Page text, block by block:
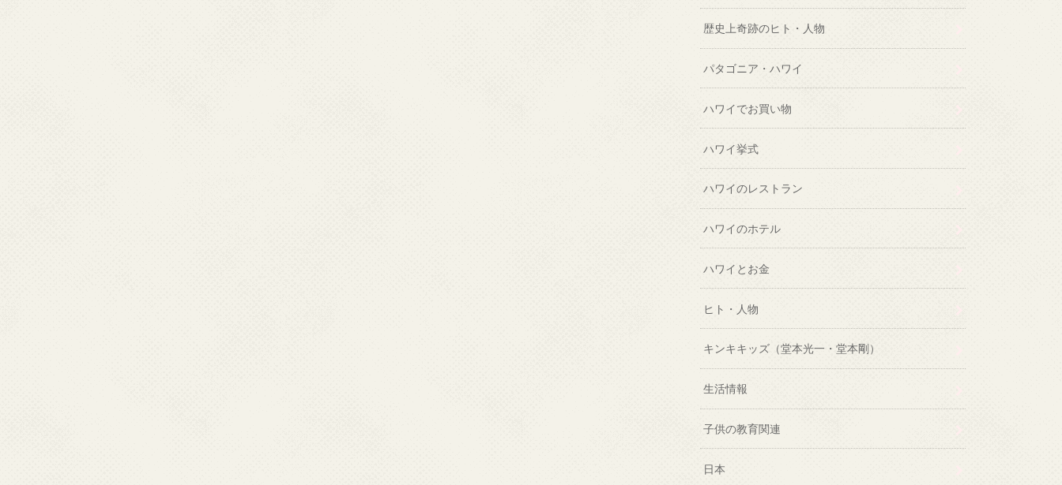
歴史上奇跡のヒト・人物
パタゴニア・ハワイ
ハワイでお買い物
ハワイ挙式
ハワイのレストラン
ハワイのホテル
ハワイとお金
ヒト・人物
キンキキッズ（堂本光一・堂本剛）
生活情報
子供の教育関連
日本